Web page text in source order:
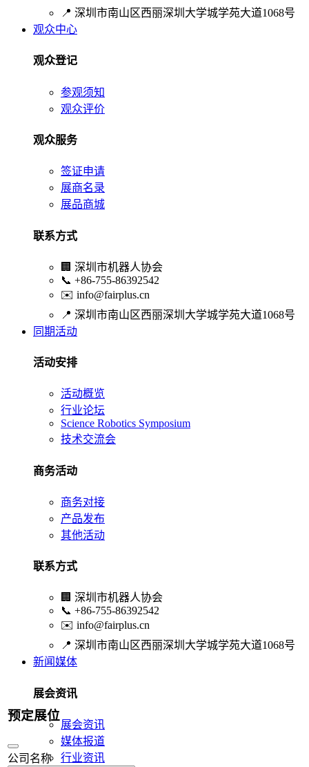
📍 深圳市南山区西丽深圳大学城学苑大道1068号
观众中心
观众登记
参观须知
观众评价
观众服务
签证申请
展商名录
展品商城
联系方式
🏢 深圳市机器人协会
📞 +86-755-86392542
✉️ info@fairplus.cn
📍 深圳市南山区西丽深圳大学城学苑大道1068号
同期活动
活动安排
活动概览
行业论坛
Science Robotics Symposium
技术交流会
商务活动
商务对接
产品发布
其他活动
联系方式
🏢 深圳市机器人协会
📞 +86-755-86392542
✉️ info@fairplus.cn
📍 深圳市南山区西丽深圳大学城学苑大道1068号
新闻媒体
展会资讯
展会资讯
媒体报道
行业资讯
预定展位
公司名称